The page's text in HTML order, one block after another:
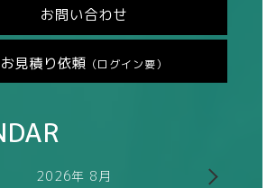
お問い合わせ
お見積り依頼 （ログイン要）
2026年 8月